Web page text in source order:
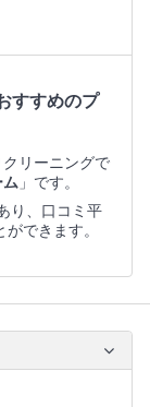
すすめのプ
クリーニングで
ム 」です。
り、口コミ平
できます。